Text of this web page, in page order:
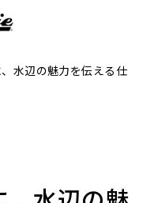
水辺の魅力を伝える仕